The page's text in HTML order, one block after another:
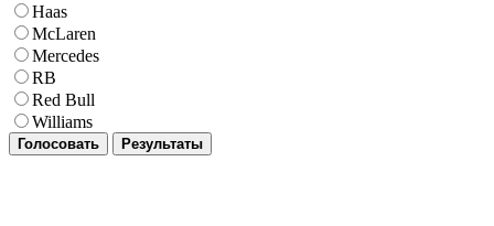
Haas
McLaren
Mercedes
RB
Red Bull
Williams
Голосовать Результаты